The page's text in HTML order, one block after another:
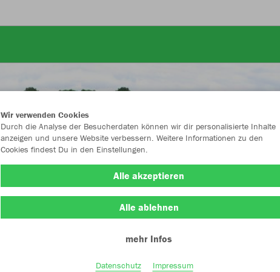
Wir verwenden Cookies
Durch die Analyse der Besucherdaten können wir dir personalisierte Inhalte
anzeigen und unsere Website verbessern. Weitere Informationen zu den
Cookies findest Du in den Einstellungen.
Alle akzeptieren
Alle ablehnen
mehr Infos
Datenschutz Impressum